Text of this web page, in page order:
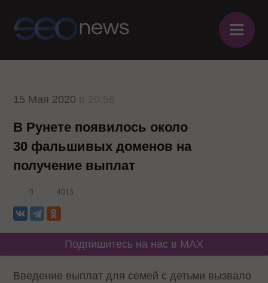
≡
15 Мая 2020
В Рунете появилось около
30 фальшивых доменов на
получение выплат
0 4013
Подпишитесь на нас в MAX
Введение выплат для семей с детьми вызвало